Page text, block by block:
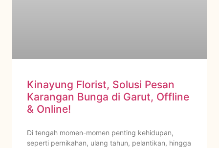
Kinayung Florist, Solusi Pesan
Karangan Bunga di Garut, Offline
& Online!
Di tengah momen-momen penting kehidupan,
seperti pernikahan, ulang tahun, pelantikan, hingga